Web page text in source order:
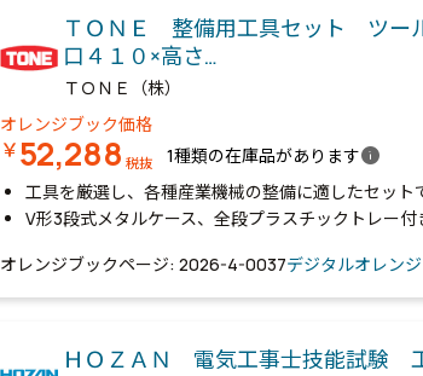
ＴＯＮＥ 整備用工具セット ツー
口４１０×高さ…
ＴＯＮＥ（株）
オレンジブック価格
￥52,288 税抜 1種類の在庫品がありますinfo
工具を厳選し、各種産業機械の整備に適したセット
V形3段式メタルケース、全段プラスチックトレー付
オレンジブックページ: 2026-4-0037デジタルオレン
ＨＯＺＡＮ 電気工事士技能試験